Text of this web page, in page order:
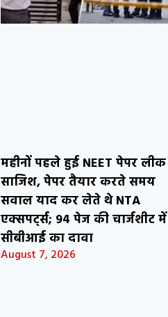
महीनों पहले हुई NEET पेपर लीक
साजिश, पेपर तैयार करते समय
सवाल याद कर लेते थे NTA
एक्सपर्ट्स; 94 पेज की चार्जशीट में
सीबीआई का दावा
August 7, 2026